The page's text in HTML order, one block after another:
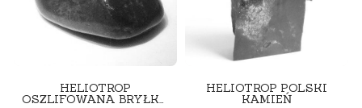
HELIOTROP
OSZLIFOWANA BRYŁKA
HELIOTROP POLSKI
KAMIEŃ